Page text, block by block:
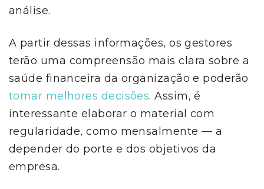
análise.
A partir dessas informações, os gestores
terão uma compreensão mais clara sobre a
saúde financeira da organização e poderão
tomar melhores decisões. Assim, é
interessante elaborar o material com
regularidade, como mensalmente — a
depender do porte e dos objetivos da
empresa.